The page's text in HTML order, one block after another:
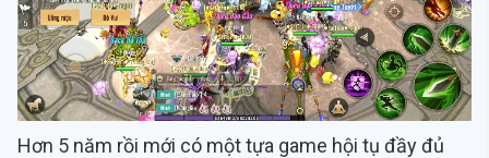
Hơn 5 năm rồi mới có một tựa game hội tụ đầy đủ